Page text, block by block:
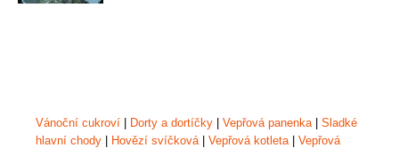
Vánoční cukroví | Dorty a dortíčky | Vepřová panenka | Sladké
hlavní chody | Hovězí svíčková | Vepřová kotleta | Vepřová